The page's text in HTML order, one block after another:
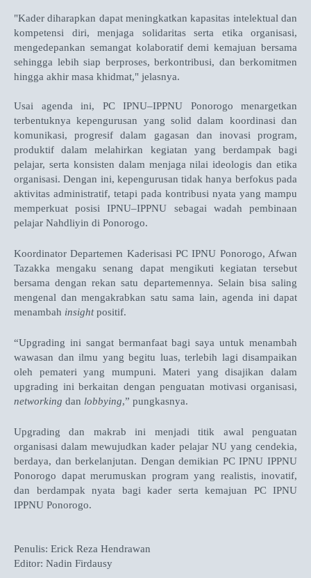
"Kader diharapkan dapat meningkatkan kapasitas intelektual dan
kompetensi diri, menjaga solidaritas serta etika organisasi,
mengedepankan semangat kolaboratif demi kemajuan bersama
sehingga lebih siap berproses, berkontribusi, dan berkomitmen
hingga akhir masa khidmat," jelasnya.
Usai agenda ini, PC IPNU–IPPNU Ponorogo menargetkan
terbentuknya kepengurusan yang solid dalam koordinasi dan
komunikasi, progresif dalam gagasan dan inovasi program,
produktif dalam melahirkan kegiatan yang berdampak bagi
pelajar, serta konsisten dalam menjaga nilai ideologis dan etika
organisasi. Dengan ini, kepengurusan tidak hanya berfokus pada
aktivitas administratif, tetapi pada kontribusi nyata yang mampu
memperkuat posisi IPNU–IPPNU sebagai wadah pembinaan
pelajar Nahdliyin di Ponorogo.
Koordinator Departemen Kaderisasi PC IPNU Ponorogo, Afwan
Tazakka mengaku senang dapat mengikuti kegiatan tersebut
bersama dengan rekan satu departemennya. Selain bisa saling
mengenal dan mengakrabkan satu sama lain, agenda ini dapat
menambah insightpositif.
“Upgrading ini sangat bermanfaat bagi saya untuk menambah
wawasan dan ilmu yang begitu luas, terlebih lagi disampaikan
oleh pemateri yang mumpuni. Materi yang disajikan dalam
upgrading ini berkaitan dengan penguatan motivasi organisasi,
networking dan lobbying,” pungkasnya.
Upgrading dan makrab ini menjadi titik awal penguatan
organisasi dalam mewujudkan kader pelajar NU yang cendekia,
berdaya, dan berkelanjutan. Dengan demikian PC IPNU IPPNU
Ponorogo dapat merumuskan program yang realistis, inovatif,
dan berdampak nyata bagi kader serta kemajuan PC IPNU
IPPNU Ponorogo.
Penulis: Erick Reza Hendrawan
Editor: Nadin Firdausy